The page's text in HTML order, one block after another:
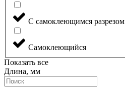
С самоклеющимся разрезом
Самоклеющийся
Показать все
Длина, мм